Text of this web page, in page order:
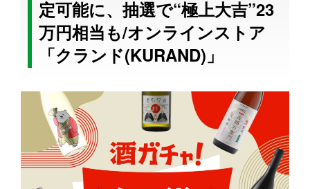
定可能に、抽選で“極上大吉”23
万円相当も/オンラインストア
「クランド(KURAND)」